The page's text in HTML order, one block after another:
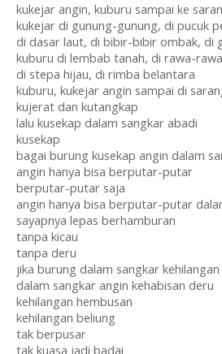
kukejar angin, kuburu sampai ke
kukejar di gunung-gunung, di pucuk
di dasar laut, di bibir-bibir ombak, di
kuburu di lembab tanah, di rawa-rawa
di stepa hijau, di rimba belantara
kuburu, kukejar angin sampai di
kujerat dan kutangkap
lalu kusekap dalam sangkar abadi
kusekap
bagai burung kusekap angin dalam
angin hanya bisa berputar-putar
berputar-putar saja
angin hanya bisa berputar-putar
sayapnya lepas berhamburan
tanpa kicau
tanpa deru
jika burung dalam sangkar kehilangan
dalam sangkar angin kehabisan deru
kehilangan hembusan
kehilangan beliung
tak berpusar
tak kuasa jadi badai